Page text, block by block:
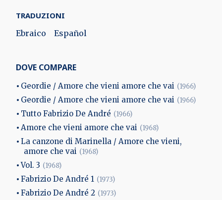
TRADUZIONI
Ebraico
Español
DOVE COMPARE
Geordie / Amore che vieni amore che vai (1966)
Geordie / Amore che vieni amore che vai (1966)
Tutto Fabrizio De André (1966)
Amore che vieni amore che vai (1968)
La canzone di Marinella / Amore che vieni,
amore che vai (1968)
Vol. 3 (1968)
Fabrizio De André 1 (1973)
Fabrizio De André 2 (1973)